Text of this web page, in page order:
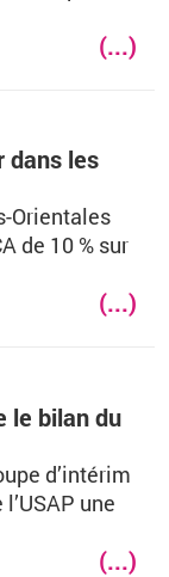
(...)
dans les
Orientales
de 10 % sur
(...)
le bilan du
d’intérim
une
(...)